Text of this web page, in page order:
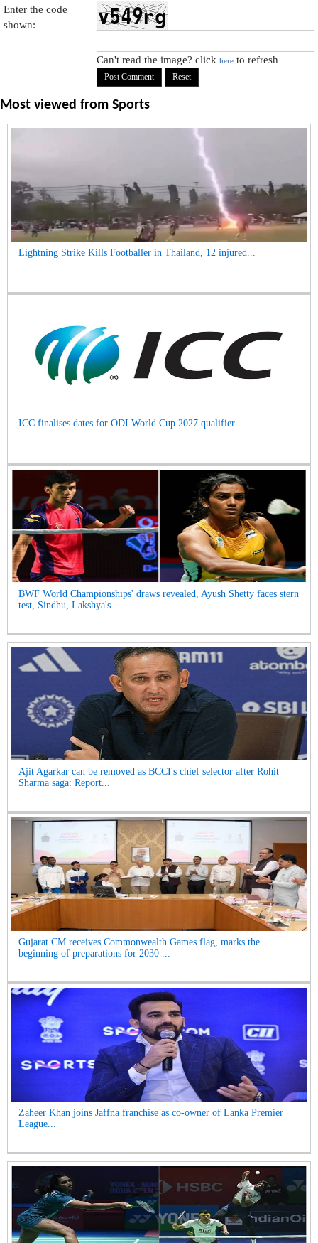
Enter the code
shown:
Can't read the image? clickhere to refresh
Most viewed from Sports
Lightning Strike Kills Footballer in Thailand, 12 injured...
ICC finalises dates for ODI World Cup 2027 qualifier...
BWF World Championships' draws revealed, Ayush Shetty faces stern
test, Sindhu, Lakshya's ...
Ajit Agarkar can be removed as BCCI's chief selector after Rohit
Sharma saga: Report...
Gujarat CM receives Commonwealth Games flag, marks the
beginning of preparations for 2030 ...
Zaheer Khan joins Jaffna franchise as co-owner of Lanka Premier
League...